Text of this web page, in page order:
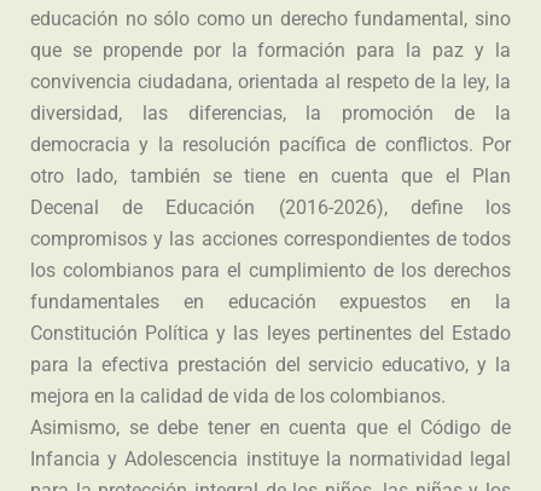
educación no sólo como un derecho fundamental, sino
que se propende por la formación para la paz y la
convivencia ciudadana, orientada al respeto de la ley, la
diversidad, las diferencias, la promoción de la
democracia y la resolución pacífica de conflictos. Por
otro lado, también se tiene en cuenta que el Plan
Decenal de Educación (2016-2026), define los
compromisos y las acciones correspondientes de todos
los colombianos para el cumplimiento de los derechos
fundamentales en educación expuestos en la
Constitución Política y las leyes pertinentes del Estado
para la efectiva prestación del servicio educativo, y la
mejora en la calidad de vida de los colombianos.
Asimismo, se debe tener en cuenta que el Código de
Infancia y Adolescencia instituye la normatividad legal